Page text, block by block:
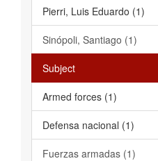
Pierri, Luis Eduardo (1)
Sinópoli, Santiago (1)
Subject
Armed forces (1)
Defensa nacional (1)
Fuerzas armadas (1)